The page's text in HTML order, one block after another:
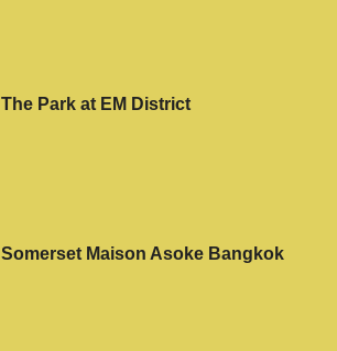
The Park at EM District
Somerset Maison Asoke Bangkok